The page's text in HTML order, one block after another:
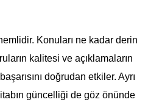
Konuları ne kadar derin
kalitesi ve açıklamaların
doğrudan etkiler. Ayrı
güncelliği de göz önünde